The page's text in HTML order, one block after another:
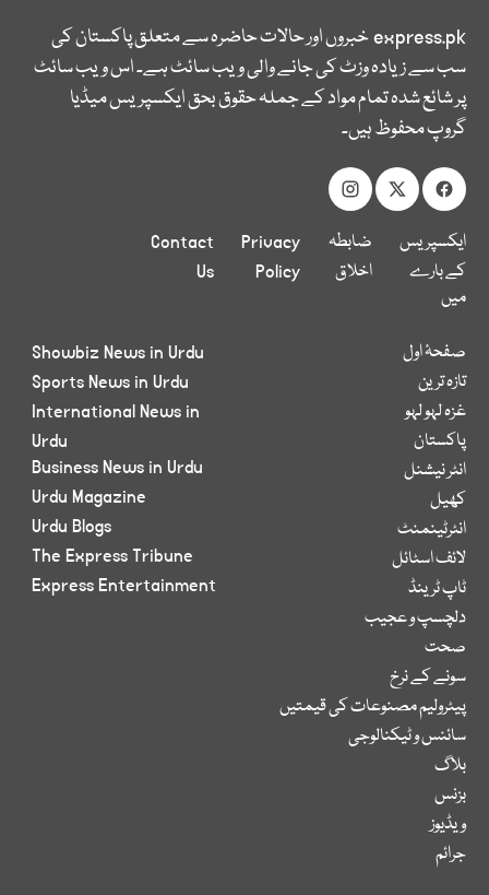
express.pkخبروں اور حالات حاضرہ سے متعلق پاکستان کی
سب سے زیادہ وزٹ کی جانے والی ویب سائٹ ہے۔ اس ویب سائٹ
پر شائع شدہ تمام مواد کے جملہ حقوق بحق ایکسپریس میڈیا
گروپ محفوظ ہیں۔
ایکسپریس
کے بارے
میں
ضابطہ
اخلاق
Privacy
Policy
Contact
Us
صفحۂ اول
تازہ ترین
غزہ لہو لہو
پاکستان
انٹر نیشنل
کھیل
انٹرٹینمنٹ
لائف اسٹائل
ٹاپ ٹرینڈ
دلچسپ و عجیب
صحت
سونے کے نرخ
پیٹرولیم مصنوعات کی قیمتیں
سائنس و ٹیکنالوجی
بلاگ
بزنس
ویڈیوز
جرائم
Showbiz News in Urdu
Sports News in Urdu
International News in
Urdu
Business News in Urdu
Urdu Magazine
Urdu Blogs
The Express Tribune
Express Entertainment